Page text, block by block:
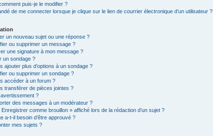
puis-je le modifier ?
de me connecter lorsque je clique sur le lien de courrier électronique d’un utilisateur ?
un nouveau sujet ou une réponse ?
ou supprimer un message ?
une signature à mon message ?
un sondage ?
ajouter plus d’options à un sondage ?
ou supprimer un sondage ?
accéder à un forum ?
transférer de pièces jointes ?
?
des messages à un modérateur ?
comme brouillon » affiché lors de la rédaction d’un sujet ?
a-t-il besoin d’être approuvé ?
mes sujets ?